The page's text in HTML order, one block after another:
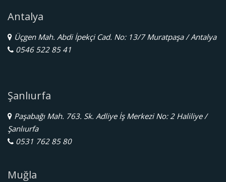
Antalya
Üçgen Mah. Abdi İpekçi Cad. No: 13/7 Muratpaşa / Antalya
0546 522 85 41
Şanlıurfa
Paşabağı Mah. 763. Sk. Adliye İş Merkezi No: 2 Haliliye /
Şanlıurfa
0531 762 85 80
Muğla